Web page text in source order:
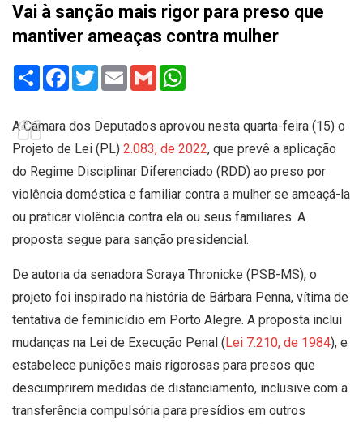
Vai à sanção mais rigor para preso que
mantiver ameaças contra mulher
Share Facebook
TwitterEmail Gmail
A Câmara dos Deputados aprovou nesta quarta-feira (15) o
Projeto de Lei (PL) 2.083, de 2022, que prevê a aplicação
do Regime Disciplinar Diferenciado (RDD) ao preso por
violência doméstica e familiar contra a mulher se ameaçá-la
ou praticar violência contra ela ou seus familiares. A
proposta segue para sanção presidencial.
De autoria da senadora Soraya Thronicke (PSB-MS), o
projeto foi inspirado na história de Bárbara Penna, vítima de
tentativa de feminicídio em Porto Alegre. A proposta inclui
mudanças na Lei de Execução Penal (Lei 7.210, de 1984), e
estabelece punições mais rigorosas para presos que
descumprirem medidas de distanciamento, inclusive com a
transferência compulsória para presídios em outros